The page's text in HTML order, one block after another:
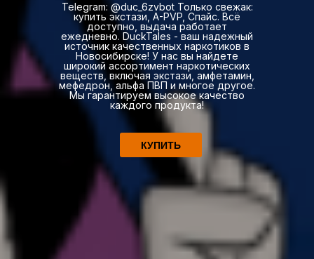
Telegram: @duc_6zvbot Только свежак:
купить экстази, A-PVP, Спайс. Всё
доступно, выдача работает
ежедневно. DuckTales - ваш надежный
источник качественных наркотиков в
Новосибирске! У нас вы найдете
широкий ассортимент наркотических
веществ, включая экстази, амфетамин,
мефедрон, альфа ПВП и многое другое.
Мы гарантируем высокое качество
каждого продукта!
КУПИТЬ